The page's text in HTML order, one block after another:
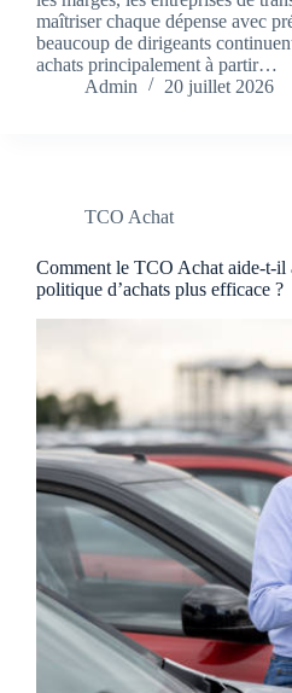
maîtriser chaque dépense avec
beaucoup de dirigeants
achats principalement à partir…
Admin
20 juillet 2026
TCO Achat
Comment le TCO Achat aide-t-il
politique d’achats plus efficace ?